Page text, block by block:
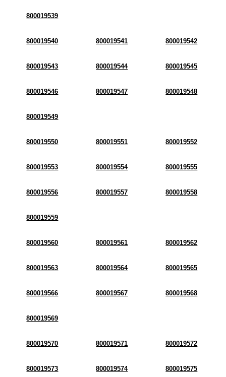
800019539
800019540 800019541 800019542
800019543 800019544 800019545
800019546 800019547 800019548
800019549
800019550 800019551 800019552
800019553 800019554 800019555
800019556 800019557 800019558
800019559
800019560 800019561 800019562
800019563 800019564 800019565
800019566 800019567 800019568
800019569
800019570 800019571 800019572
800019573 800019574 800019575